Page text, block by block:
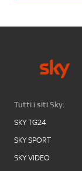
Tutti i siti Sky:
SKY TG24
SKY SPORT
SKY VIDEO